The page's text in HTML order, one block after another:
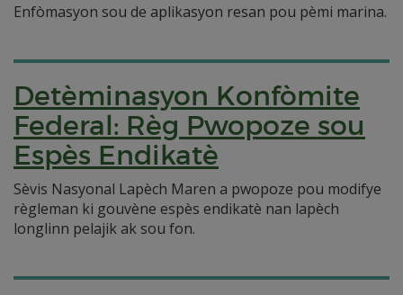
Enfòmasyon sou de aplikasyon resan pou pèmi marina.
Detèminasyon Konfòmite
Federal: Règ Pwopoze sou
Espès Endikatè
Sèvis Nasyonal Lapèch Maren a pwopoze pou modifye
règleman ki gouvène espès endikatè nan lapèch
longlinn pelajik ak sou fon.